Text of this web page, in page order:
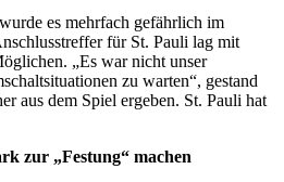
es mehrfach gefährlich im
für St. Pauli lag mit
„Es war nicht unser
zu warten“, gestand
aus dem Spiel ergeben. St. Pauli hat
zur „Festung“ machen